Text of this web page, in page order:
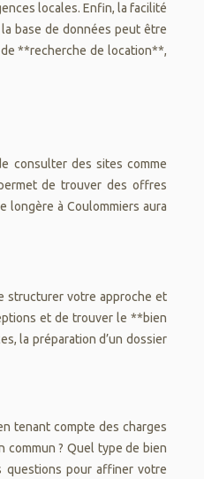
locales. Enfin, la facilité
base de données peut être
de **recherche de location**,
consulter des sites comme
de trouver des offres
longère à Coulommiers aura
structurer votre approche et
et de trouver le **bien
la préparation d’un dossier
tenant compte des charges
? Quel type de bien
questions pour affiner votre